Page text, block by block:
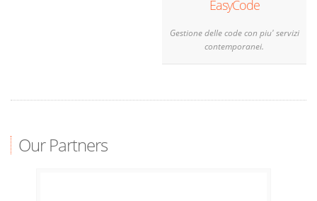
EasyCode
Gestione delle code con piu' servizi
contemporanei.
Our Partners